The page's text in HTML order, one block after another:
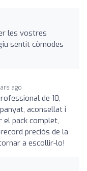
les vostres
sentit còmodes
ago
de 10,
aconsellat i
pack complet,
preciós de la
a escollir-lo!